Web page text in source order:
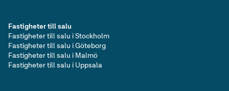
Fastigheter till salu
Fastigheter till salu i Stockholm
Fastigheter till salu i Göteborg
Fastigheter till salu i Malmö
Fastigheter till salu i Uppsala